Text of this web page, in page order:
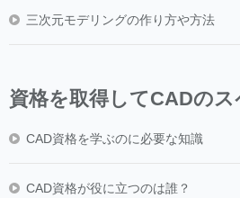
三次元モデリングの作り方や方法
資格を取得してCADの
CAD資格を学ぶのに必要な知識
CAD資格が役に立つのは誰？